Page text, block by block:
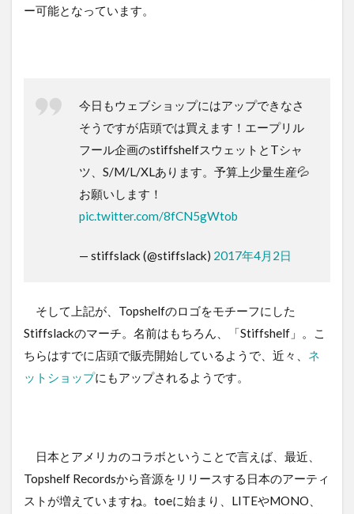
ー可能となっています。
今日もウェブショップにはアップできなさ
そうですが店頭では買えます！エープリル
フール企画のstiffshelfスウェットとTシャ
ツ、S/M/L/XLあります。予算上少量生産💦
お願いします！
pic.twitter.com/8fCN5gWtob
— stiffslack (@stiffslack) 2017年4月2日
そして上記が、Topshelfのロゴをモチーフにした
Stiffslackのマーチ。名前はもちろん、「Stiffshelf」。こ
ちらはすでに店頭で販売開始しているようで、近々、 ネ
ットショップにもアップされるようです。
日本とアメリカのコラボということで言えば、最近、
Topshelf Recordsから音源をリリースする日本のアーティ
ストが増えていますね。toeに始まり、LITEやMONO、